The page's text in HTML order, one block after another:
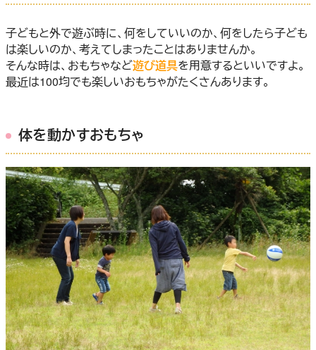
子どもと外で遊ぶ時に、何をしていいのか、何をしたら子ども
は楽しいのか、考えてしまったことはありませんか。
そんな時は、おもちゃなど遊び道具を用意するといいですよ。
最近は100均でも楽しいおもちゃがたくさんあります。
体を動かすおもちゃ